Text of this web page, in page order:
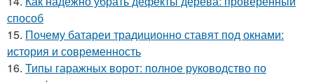
способ
15. Почему батареи традиционно ставят под окнами:
история и современность
16. Типы гаражных ворот: полное руководство по